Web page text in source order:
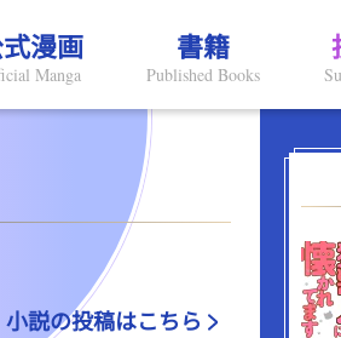
漫画
Manga
書籍
Published Books
小説の投稿はこちら